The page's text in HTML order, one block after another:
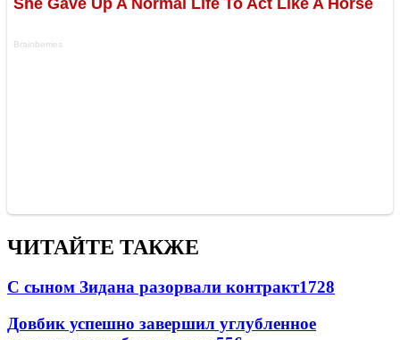
ЧИТАЙТЕ ТАКЖЕ
С сыном Зидана разорвали контракт1728
Довбик успешно завершил углубленное